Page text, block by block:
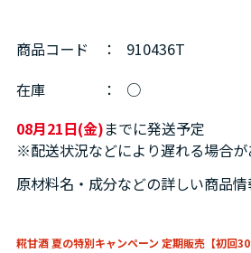
糀甘酒 夏の特別キャンペーン 定期販売【初回30
商品コード ：
910436T
在庫
：
○
08月21日(金)までに発送予定
※配送状況などにより遅れる場合が
原材料名・成分などの詳しい商品情